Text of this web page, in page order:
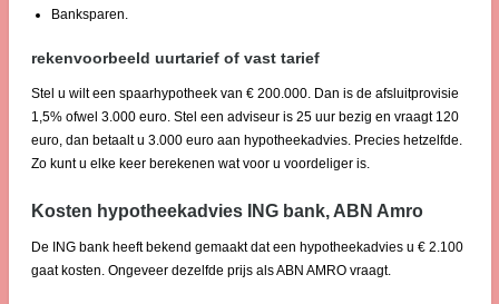
Banksparen.
rekenvoorbeeld uurtarief of vast tarief
Stel u wilt een spaarhypotheek van € 200.000. Dan is de afsluitprovisie
1,5% ofwel 3.000 euro. Stel een adviseur is 25 uur bezig en vraagt 120
euro, dan betaalt u 3.000 euro aan hypotheekadvies. Precies hetzelfde.
Zo kunt u elke keer berekenen wat voor u voordeliger is.
Kosten hypotheekadvies ING bank, ABN Amro
De ING bank heeft bekend gemaakt dat een hypotheekadvies u € 2.100
gaat kosten. Ongeveer dezelfde prijs als ABN AMRO vraagt.